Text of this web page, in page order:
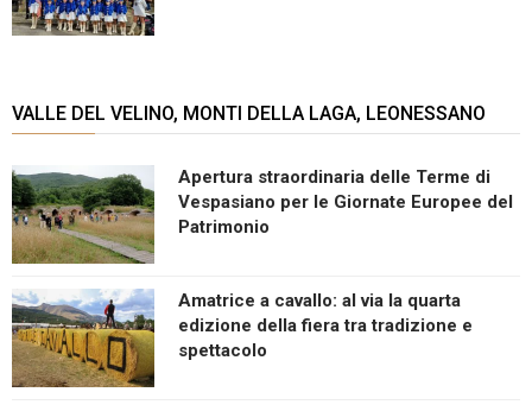
VALLE DEL VELINO, MONTI DELLA LAGA, LEONESSANO
Apertura straordinaria delle Terme di
Vespasiano per le Giornate Europee del
Patrimonio
Amatrice a cavallo: al via la quarta
edizione della fiera tra tradizione e
spettacolo